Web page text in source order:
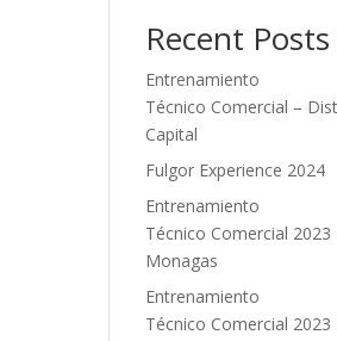
Recent Posts
Entrenamiento
Técnico Comercial –
Capital
Fulgor Experience 2024
Entrenamiento
Técnico Comercial 2023
Monagas
Entrenamiento
Técnico Comercial 2023